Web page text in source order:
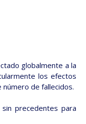
globalmente a la
los efectos
de fallecidos.
precedentes para